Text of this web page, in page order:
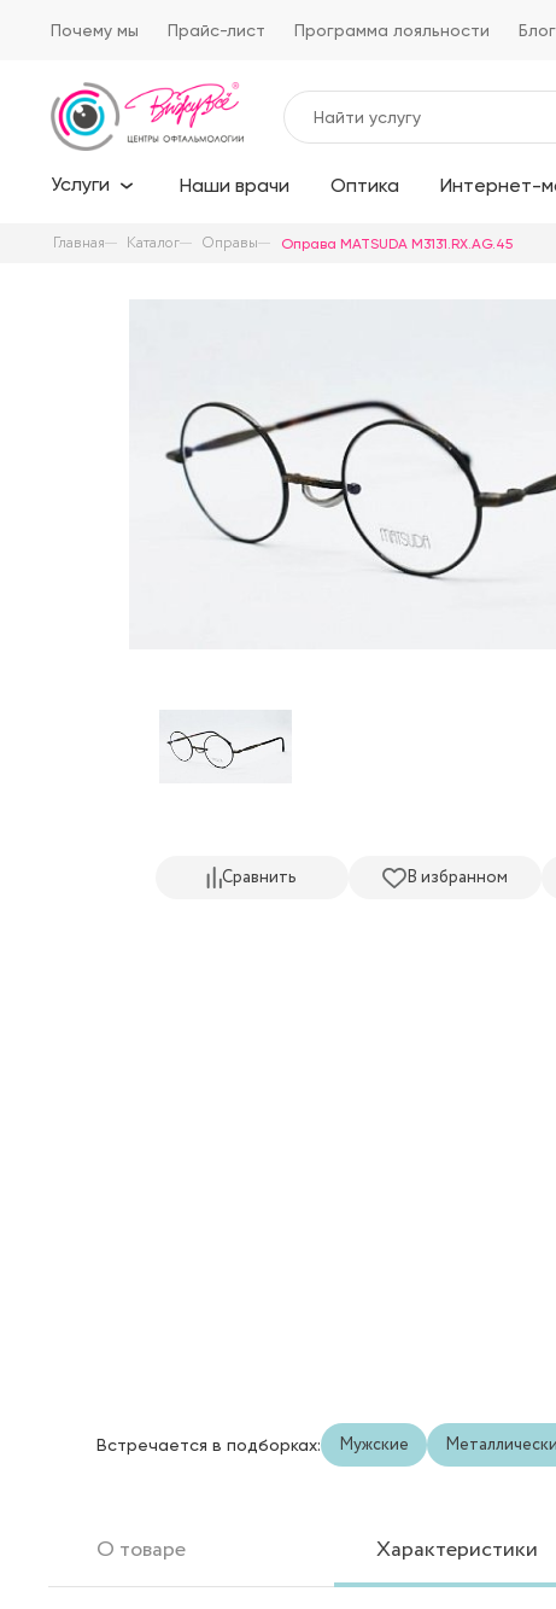
Почему мы Прайс-лист Программа лояльности Блог
Услуги Наши врачи Оптика Интернет-
Главная Каталог Оправы Оправа MATSUDA M3131.RX.AG.45
Сравнить В избранном
Встречается в подборках: Мужские
О товаре Характеристики